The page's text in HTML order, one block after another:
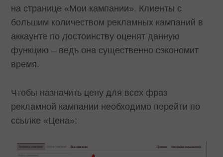
на странице «Мои кампании». Клиенты с
большим количеством рекламных кампаний в
аккаунте по достоинству оценят данную
функцию – ведь она существенно сэкономит
время.
Чтобы назначить цену для всех фраз
рекламной кампании необходимо перейти по
ссылке «Цена»: